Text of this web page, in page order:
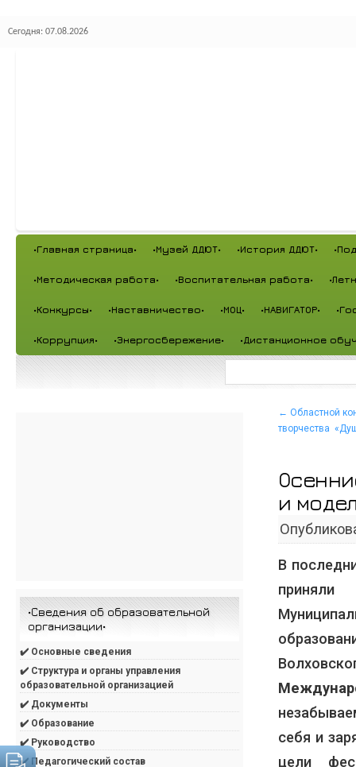
Сегодня: 07.08.2026
•Главная страница• •Музей ДДЮТ• •История ДДЮТ•
•Методическая работа• •Воспитательная работа•
•Конкурсы• •Наставничество• •МОЦ• •НАВИГАТОР•
•Коррупция• •Энергосбережение• •Дистанционное
← Областной
творчества
и
В
приняли
себя и
цели
•Сведения об образовательной
организации•
✔️ Основные сведения
✔️ Структура и органы управления
образовательной организацией
✔️ Документы
✔️ Образование
✔️ Руководство
✔️ Педагогический состав